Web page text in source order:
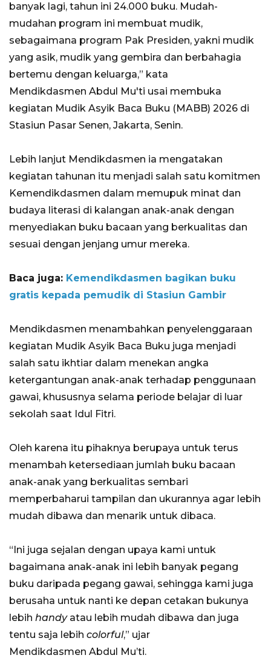
banyak lagi, tahun ini 24.000 buku. Mudah-
mudahan program ini membuat mudik,
sebagaimana program Pak Presiden, yakni mudik
yang asik, mudik yang gembira dan berbahagia
bertemu dengan keluarga,” kata
Mendikdasmen Abdul Mu'ti usai membuka
kegiatan Mudik Asyik Baca Buku (MABB) 2026 di
Stasiun Pasar Senen, Jakarta, Senin.
Lebih lanjut Mendikdasmen ia mengatakan
kegiatan tahunan itu menjadi salah satu komitmen
Kemendikdasmen dalam memupuk minat dan
budaya literasi di kalangan anak-anak dengan
menyediakan buku bacaan yang berkualitas dan
sesuai dengan jenjang umur mereka.
Baca juga: Kemendikdasmen bagikan buku
gratis kepada pemudik di Stasiun Gambir
Mendikdasmen menambahkan penyelenggaraan
kegiatan Mudik Asyik Baca Buku juga menjadi
salah satu ikhtiar dalam menekan angka
ketergantungan anak-anak terhadap penggunaan
gawai, khususnya selama periode belajar di luar
sekolah saat Idul Fitri.
Oleh karena itu pihaknya berupaya untuk terus
menambah ketersediaan jumlah buku bacaan
anak-anak yang berkualitas sembari
memperbaharui tampilan dan ukurannya agar lebih
mudah dibawa dan menarik untuk dibaca.
“Ini juga sejalan dengan upaya kami untuk
bagaimana anak-anak ini lebih banyak pegang
buku daripada pegang gawai, sehingga kami juga
berusaha untuk nanti ke depan cetakan bukunya
lebih handyatau lebih mudah dibawa dan juga
tentu saja lebih colorful,” ujar
Mendikdasmen Abdul Mu’ti.